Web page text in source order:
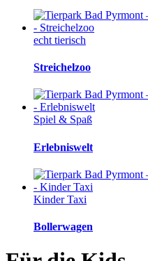
echt tierisch
Streichelzoo
Spiel & Spaß
Erlebniswelt
Kinder Taxi
Bollerwagen